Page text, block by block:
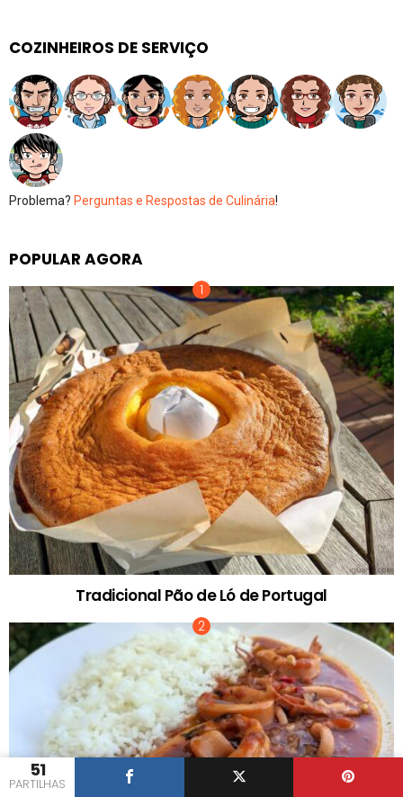
51
PARTILHAS
COZINHEIROS DE SERVIÇO
Problema? Perguntas e Respostas de Culinária!
POPULAR AGORA
Tradicional Pão de Ló de Portugal